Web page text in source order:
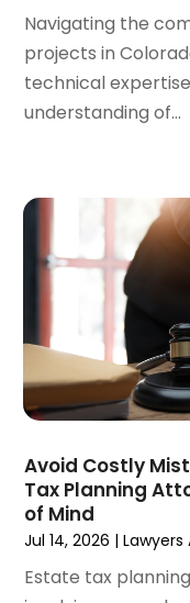
October 2023
September 2023
August 2023
(3)
July 2023
(3)
March 2023
(2)
February 2023(2)
January 2023
December 2022
November 2022
October 2022(2)
September 2022
August 2022(2)
July 2022(3)
June 2022(4)
May 2022
April 2022 (1)
March 2022(2)
Navigating the
projects in
technical
understanding of...
Avoid Costly
Tax Planning
of Mind
Jul 14, 2026 |Lawyers
Estate tax